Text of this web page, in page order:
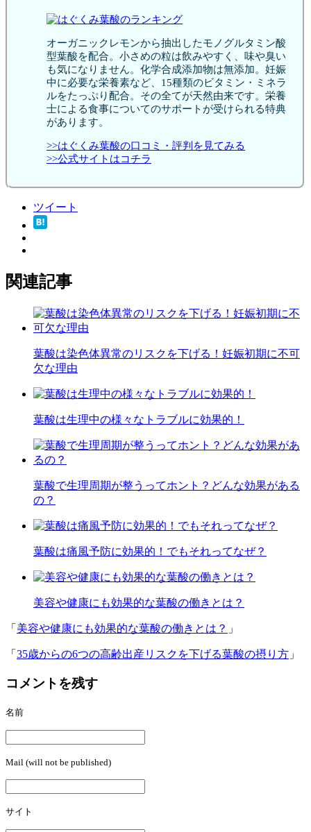
オーガニックレモンから抽出したモノグルタミン酸
型葉酸を配合。小さめの粒は飲みやすく、味や臭い
も気になりません。化学合成添加物は無添加。妊娠
中に必要な栄養素など、15種類のビタミン・ミネラ
ルをたっぷり配合。その全てが天然由来です。栄養
士による食事についてのサポートが受けられる特典
があります。
>>はぐくみ葉酸の口コミ・評判を見てみる
>>公式サイトはコチラ
ツイート
関連記事
葉酸は染色体異常のリスクを下げる！妊娠初期に不可
欠な理由
葉酸は生理中の様々なトラブルに効果的！
葉酸で生理周期が整うってホント？どんな効果がある
の？
葉酸は痛風予防に効果的！でもそれってなぜ？
美容や健康にも効果的な葉酸の働きとは？
「 美容や健康にも効果的な葉酸の働きとは？ 」
「 35歳からの6つの高齢出産リスクを下げる葉酸の摂り方 」
コメントを残す
名前
Mail (will not be published)
サイト